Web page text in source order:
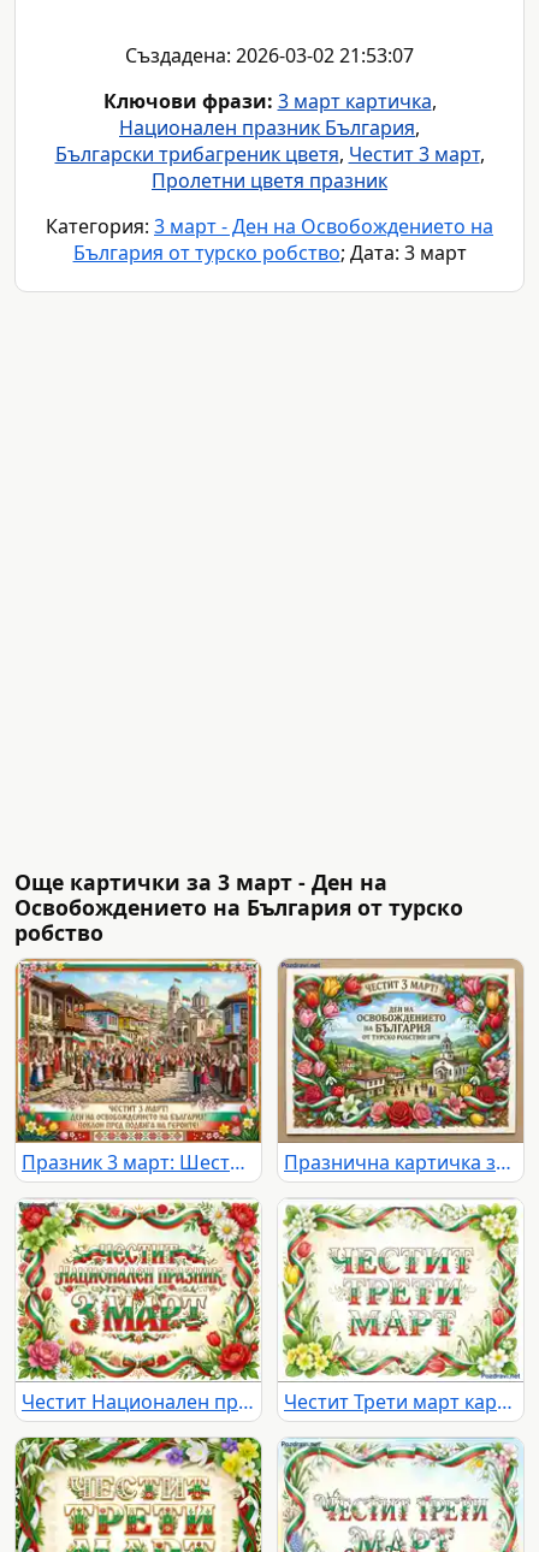
Създадена: 2026-03-02 21:53:07
Ключови фрази: 3 март картичка,
Национален празник България,
Български трибагреник цветя, Честит 3 март,
Пролетни цветя празник
Категория: 3 март - Ден на Освобождението на
България от турско робство; Дата: 3 март
Още картички за 3 март - Ден на
Освобождението на България от турско
робство
Празник 3 март: Шествие в традиционен български град с носии и знамена. Поклон пред героите на Освобождението. Празнична картичка за 3 март: Ден на Освобождението на България с традиционно село, хоро и трибагреник.
Честит Национален празник 3 март картичка с български цветя и ленти. Честит Трети март картичка с български трибагреник и пролетни цветя